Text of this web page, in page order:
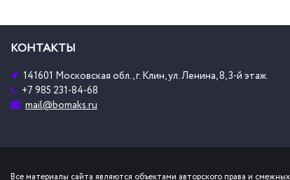
КОНТАКТЫ
141601 Московская обл., г. Клин, ул. Ленина, 8, 3-й этаж.
+7 985 231-84-68
mail@bomaks.ru
Все материалы сайта являются объектами авторского права и